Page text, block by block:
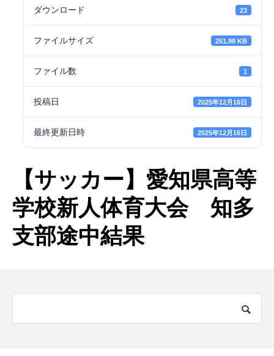
ダウンロード 23
ファイルサイズ 251.98 KB
ファイル数 1
投稿日 2025年12月16日
最終更新日時 2025年12月16日
【サッカー】愛知県高等
学校新人体育大会 知多
支部途中結果